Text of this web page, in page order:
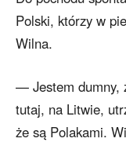
Polski, którzy w
Wilna.
— Jestem dumny,
tutaj, na Litwie,
że są Polakami.